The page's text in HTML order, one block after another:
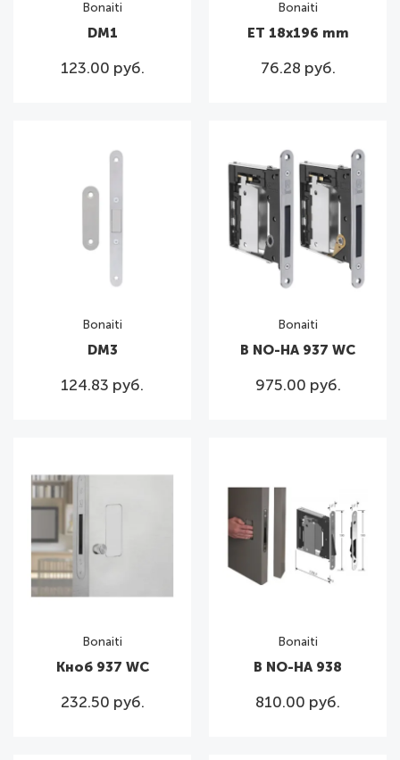
Bonaiti
DM1
123.00 руб.
Bonaiti
ET 18x196 mm
76.28 руб.
Bonaiti
DM3
124.83 руб.
Bonaiti
B NO-HA 937 WC
975.00 руб.
Bonaiti
Кноб 937 WC
232.50 руб.
Bonaiti
B NO-HA 938
810.00 руб.